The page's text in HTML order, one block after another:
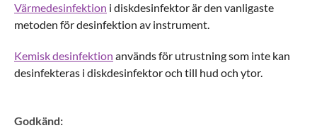
Värmedesinfektion i diskdesinfektor är den vanligaste
metoden för desinfektion av instrument.
Kemisk desinfektion används för utrustning som inte kan
desinfekteras i diskdesinfektor och till hud och ytor.
Godkänd: